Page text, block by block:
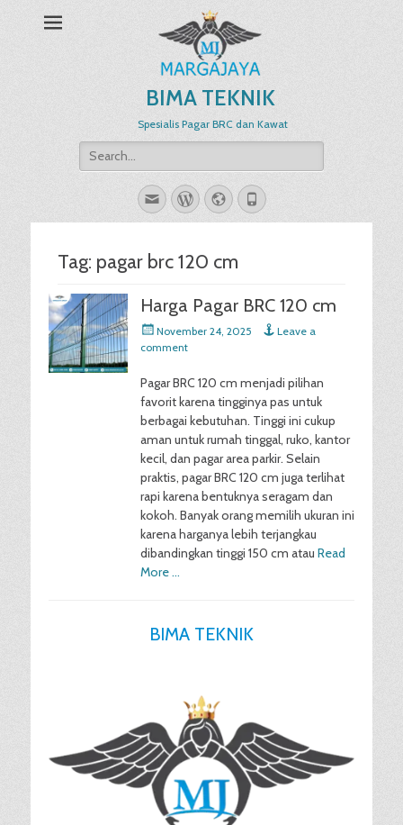
BIMA TEKNIK
Spesialis Pagar BRC dan Kawat
Search
for:
EmailWordPress
WebsitePhone
Tag: pagar brc 120 cm
Harga Pagar BRC 120 cm
Posted
on
November 24, 2025
Leave a
comment
Pagar BRC 120 cm menjadi pilihan
favorit karena tingginya pas untuk
berbagai kebutuhan. Tinggi ini cukup
aman untuk rumah tinggal, ruko, kantor
kecil, dan pagar area parkir. Selain
praktis, pagar BRC 120 cm juga terlihat
rapi karena bentuknya seragam dan
kokoh. Banyak orang memilih ukuran ini
karena harganya lebih terjangkau
dibandingkan tinggi 150 cm atau Read
More …
BIMA TEKNIK